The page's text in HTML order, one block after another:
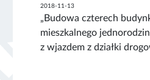
2018-11-13
„Budowa czterech
mieszkalnego
z wjazdem z działki